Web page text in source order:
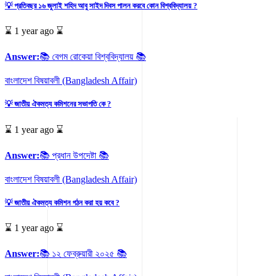
💡 প্রতিবছর ১৬ জুলাই শহিদ আবু সাইদ দিবস পালন করবে কোন বিশ্ববিদ্যালয় ?
⌛ 1 year ago ⌛
Answer:📚 বেগম রোকেয়া বিশ্ববিদ্যালয় 📚
বাংলাদেশ বিষয়াবলী (Bangladesh Affair)
💡 জাতীয় ঐকমত্য কমিশনের সভাপতি কে ?
⌛ 1 year ago ⌛
Answer:📚 প্রধান উপদেষ্টা 📚
বাংলাদেশ বিষয়াবলী (Bangladesh Affair)
💡 জাতীয় ঐকমত্য কমিশন গঠন করা হয় কবে ?
⌛ 1 year ago ⌛
Answer:📚 ১২ ফেব্রুয়ারী ২০২৫ 📚